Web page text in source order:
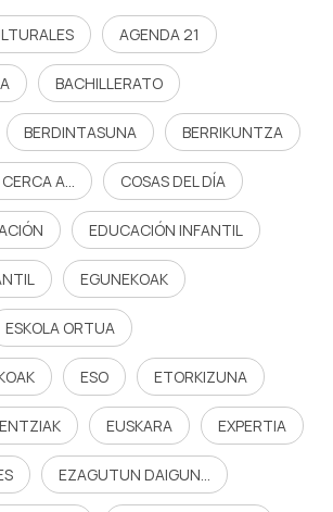
AGENDA 21
BACHILLERATO
BERDINTASUNA BERRIKUNTZA
A... COSAS DEL DÍA
EDUCACIÓN INFANTIL
EGUNEKOAK
ESKOLA ORTUA
ESO ETORKIZUNA
EUSKARA EXPERTIA
EZAGUTUN DAIGUN...